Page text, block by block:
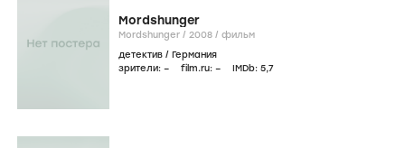
Mordshunger
Mordshunger / 2008 / фильм
детектив / Германия
зрители: – film.ru: – IMDb: 5,7